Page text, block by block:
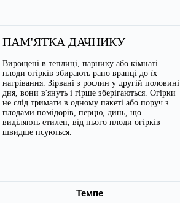
ПАМ'ЯТКА ДАЧНИКУ
Вирощені в теплиці, парнику або кімнаті
плоди огірків збирають рано вранці до їх
нагрівання. Зірвані з рослин у другій половині
дня, вони в'януть і гірше зберігаються. Огірки
не слід тримати в одному пакеті або поруч з
плодами помідорів, перцю, динь, що
виділяють етилен, від нього плоди огірків
швидше псуються.
Темпе